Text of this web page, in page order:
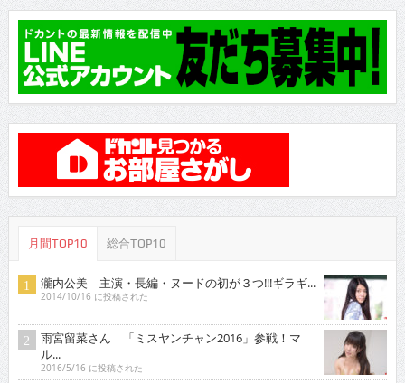
月間TOP10 総合TOP10
瀧内公美 主演・長編・ヌードの初が３つ!!!ギラギ...
2014/10/16 に投稿された
雨宮留菜さん 「ミスヤンチャン2016」参戦！マ
ル...
2016/5/16 に投稿された